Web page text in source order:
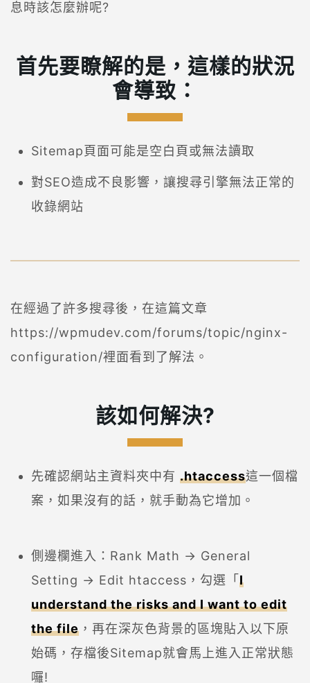
息時該怎麼辦呢?
首先要瞭解的是，這樣的狀況
會導致：
Sitemap頁面可能是空白頁或無法讀取
對SEO造成不良影響，讓搜尋引擎無法正常的
收錄網站
在經過了許多搜尋後，在這篇文章
https://wpmudev.com/forums/topic/nginx-
configuration/裡面看到了解法。
該如何解決?
先確認網站主資料夾中有 .htaccess這一個檔
案，如果沒有的話，就手動為它增加。
側邊欄進入：Rank Math → General
Setting → Edit htaccess，勾選「I
understand the risks and I want to edit
the file ，再在深灰色背景的區塊貼入以下原
始碼，存檔後Sitemap就會馬上進入正常狀態
囉!